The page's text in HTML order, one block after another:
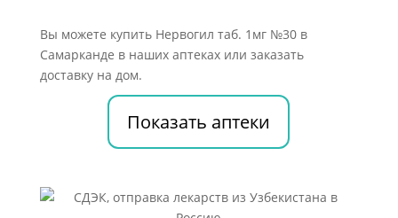
Вы можете купить Нервогил таб. 1мг №30 в
Самарканде в наших аптеках или заказать
доставку на дом.
Показать аптеки